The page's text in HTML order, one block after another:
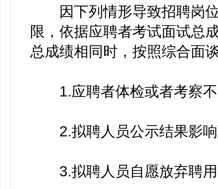
因下列情形导致招聘岗位
限，依据应聘者考试面试总
总成绩相同时，按照综合面
1.应聘者体检或者考察不
2.拟聘人员公示结果影响
3.拟聘人员自愿放弃聘用